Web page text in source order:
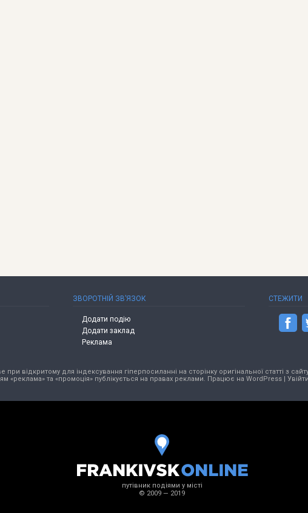
ЗВОРОТНІЙ ЗВ’ЯЗОК
Додати подію
Додати заклад
Реклама
СТЕЖИТИ
при відкритому для індексування гіперпосиланні на сторінку оригінальної статті з
«реклама» та «промоція» публікується на правах реклами. Працює на WordPress| Увійти
путівник подіями у місті
© 2009 — 2019